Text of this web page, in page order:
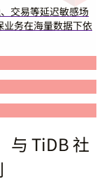
交易等延迟敏感场
业务在海量数据下依
与 TiDB 社